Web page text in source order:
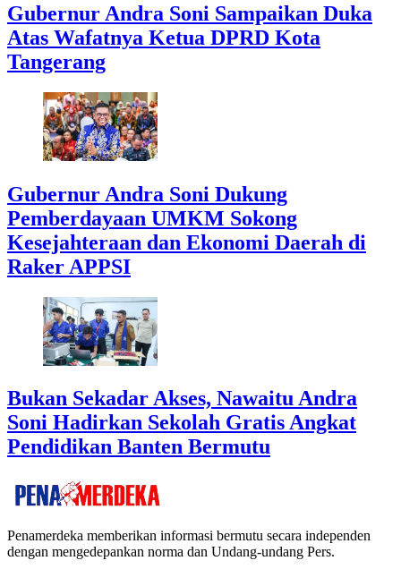
Gubernur Andra Soni Sampaikan Duka
Atas Wafatnya Ketua DPRD Kota
Tangerang
Gubernur Andra Soni Dukung
Pemberdayaan UMKM Sokong
Kesejahteraan dan Ekonomi Daerah di
Raker APPSI
Bukan Sekadar Akses, Nawaitu Andra
Soni Hadirkan Sekolah Gratis Angkat
Pendidikan Banten Bermutu
Penamerdeka memberikan informasi bermutu secara independen
dengan mengedepankan norma dan Undang-undang Pers.